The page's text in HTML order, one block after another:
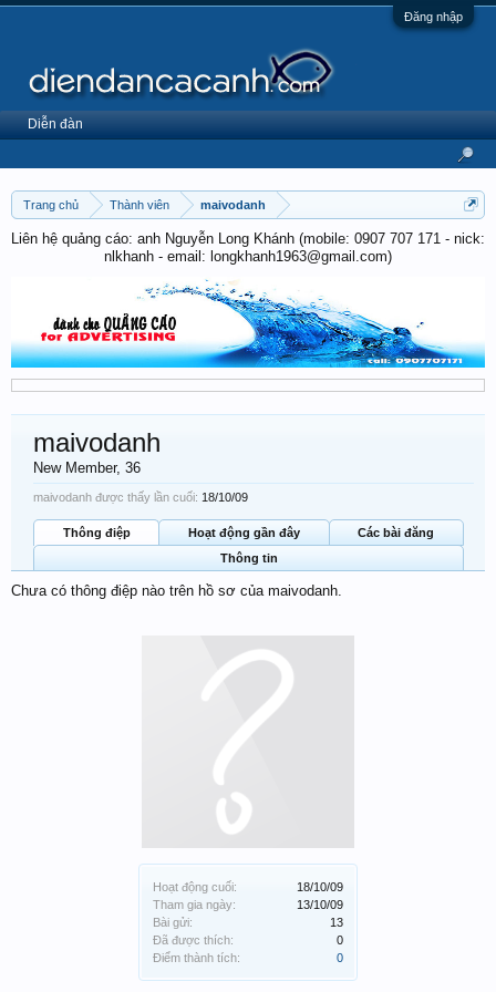
Đăng nhập
Trang chủ Thành viên maivodanh
Liên hệ quảng cáo: anh Nguyễn Long Khánh (mobile: 0907 707 171 - nick:
nlkhanh - email: longkhanh1963@gmail.com)
Hoạt động cuối:
18/10/09
Tham gia ngày:
13/10/09
Bài gửi:
13
Đã được thích:
0
Điểm thành tích:
0
maivodanh
New Member, 36
maivodanh được thấy lần cuối: 18/10/09
Thông điệp Hoạt động gần đây
Các bài đăng
Thông tin
Chưa có thông điệp nào trên hồ sơ của maivodanh.
Diễn đàn